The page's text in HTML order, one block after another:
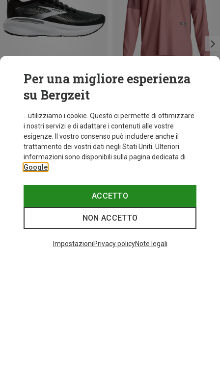
+1 Taglie
Scarpe Adrenaline GTS 25 donna
148,80 €
Per una migliore esperienza
su Bergzeit
...utilizziamo i cookie. Questo ci permette di ottimizzare
i nostri servizi e di adattare i contenuti alle vostre
esigenze. Il vostro consenso può includere anche il
trattamento dei vostri dati negli Stati Uniti. Ulteriori
informazioni sono disponibili sulla pagina dedicata di
Google
ACCETTO
NON ACCETTO
ImpostazioniPrivacy policyNote legali